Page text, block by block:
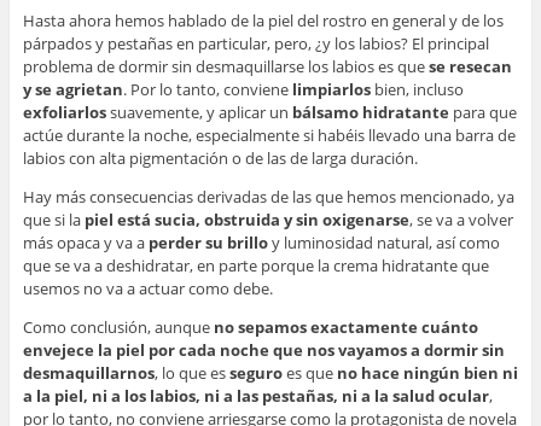
Hasta ahora hemos hablado de la piel del rostro en general y de los
párpados y pestañas en particular, pero, ¿y los labios? El principal
problema de dormir sin desmaquillarse los labios es quese resecan
y se agrietan. Por lo tanto, conviene limpiarlos bien, incluso
exfoliarlossuavemente, y aplicar un bálsamo hidratante para que
actúe durante la noche, especialmente si habéis llevado una barra de
labios con alta pigmentación o de las de larga duración.
Hay más consecuencias derivadas de las que hemos mencionado, ya
que si la piel está sucia, obstruida y sin oxigenarse, se va a volver
más opaca y va a perder su brilloy luminosidad natural, así como
que se va a deshidratar, en parte porque la crema hidratante que
usemos no va a actuar como debe.
Como conclusión, aunque no sepamos exactamente cuánto
envejece la piel por cada noche que nos vayamos a dormir sin
desmaquillarnos, lo que esseguroes que no hace ningún bien ni
a la piel, ni a los labios, ni a las pestañas, ni a la salud ocular,
por lo tanto, no conviene arriesgarse como la protagonista de novela